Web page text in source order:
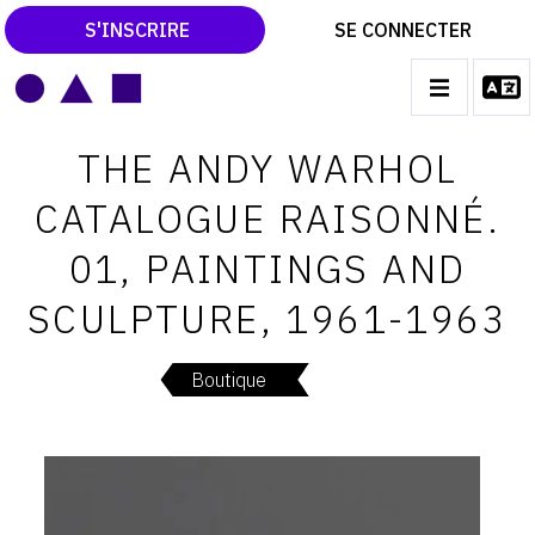
S'INSCRIRE SE CONNECTER
navigation
CATALOGUES RAISONNÉS
LES EXPOSITIONS
LES VERNISSAGES
ARCHIVES DES EXPOSITIONS
ACTUALITÉS DU MONDE DE L'ART
THE ANDY WARHOL
CATALOGUE RAISONNÉ.
01, PAINTINGS AND
SCULPTURE, 1961-1963
Boutique